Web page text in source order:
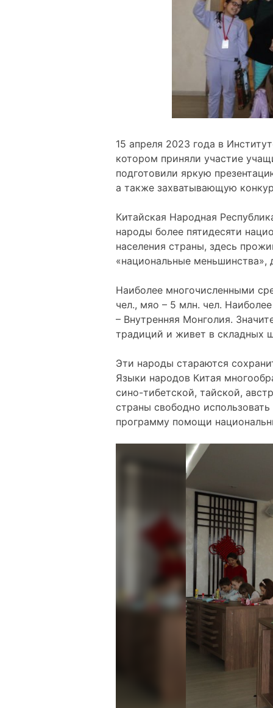
15 апреля 2023 года в
котором приняли участие
подготовили яркую
а также захватывающую
Китайская Народная
народы более пятидесяти
населения страны, здесь
«национальные
Наиболее многочисленными
чел., мяо – 5 млн. чел.
– Внутренняя Монголия.
традиций и живет в складных
Эти народы стараются
Языки народов Китая
сино-тибетской, тайской,
страны свободно
программу помощи